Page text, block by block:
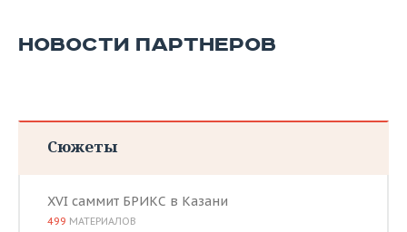
НОВОСТИ ПАРТНЕРОВ
Сюжеты
XVI саммит БРИКС в Казани
499 МАТЕРИАЛОВ